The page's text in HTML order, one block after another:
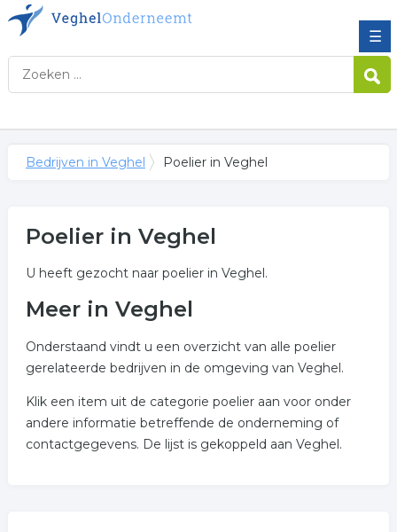
☰
Bedrijven in Veghel Poelier in Veghel
Poelier in Veghel
U heeft gezocht naar poelier in Veghel.
Meer in Veghel
Onderstaand vindt u een overzicht van alle poelier
gerelateerde bedrijven in de omgeving van Veghel.
Klik een item uit de categorie poelier aan voor onder
andere informatie betreffende de onderneming of
contactgegevens. De lijst is gekoppeld aan Veghel.